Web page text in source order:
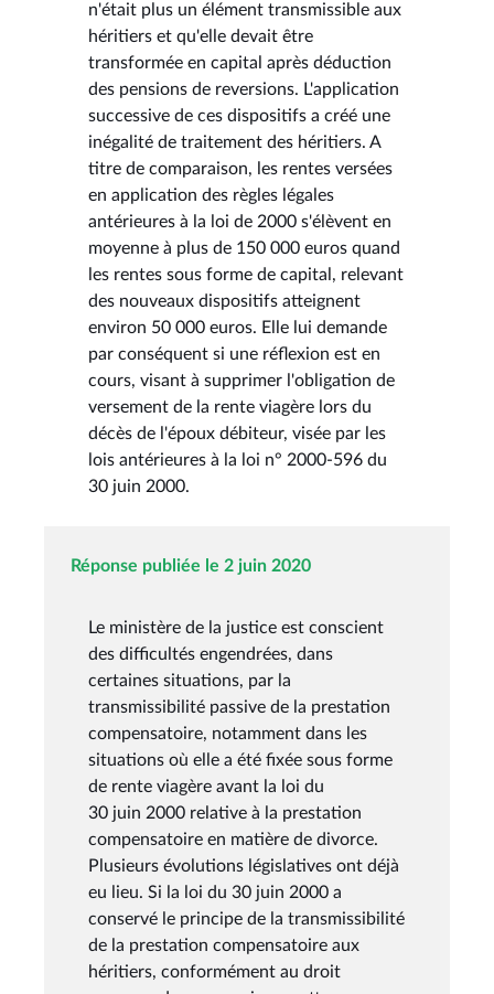
n'était plus un élément transmissible aux
héritiers et qu'elle devait être
transformée en capital après déduction
des pensions de reversions. L'application
successive de ces dispositifs a créé une
inégalité de traitement des héritiers. A
titre de comparaison, les rentes versées
en application des règles légales
antérieures à la loi de 2000 s'élèvent en
moyenne à plus de 150 000 euros quand
les rentes sous forme de capital, relevant
des nouveaux dispositifs atteignent
environ 50 000 euros. Elle lui demande
par conséquent si une réflexion est en
cours, visant à supprimer l'obligation de
versement de la rente viagère lors du
décès de l'époux débiteur, visée par les
lois antérieures à la loi n° 2000-596 du
30 juin 2000.
Réponse publiée le 2 juin 2020
Le ministère de la justice est conscient
des difficultés engendrées, dans
certaines situations, par la
transmissibilité passive de la prestation
compensatoire, notamment dans les
situations où elle a été fixée sous forme
de rente viagère avant la loi du
30 juin 2000 relative à la prestation
compensatoire en matière de divorce.
Plusieurs évolutions législatives ont déjà
eu lieu. Si la loi du 30 juin 2000 a
conservé le principe de la transmissibilité
de la prestation compensatoire aux
héritiers, conformément au droit